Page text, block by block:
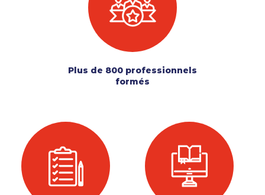
Plus de 800 professionnels
formés